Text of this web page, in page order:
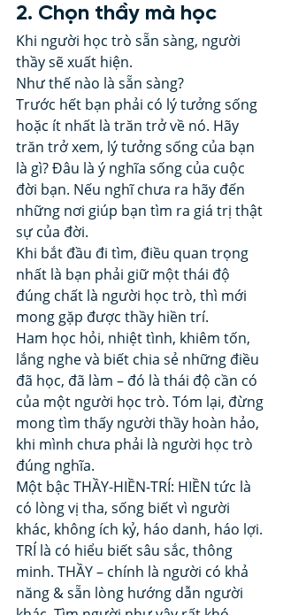
2. Chọn thầy mà học
Khi người học trò sẵn sàng, người
thầy sẽ xuất hiện.
Như thế nào là sẵn sàng?
Trước hết bạn phải có lý tưởng sống
hoặc ít nhất là trăn trở về nó. Hãy
trăn trở xem, lý tưởng sống của bạn
là gì? Đâu là ý nghĩa sống của cuộc
đời bạn. Nếu nghĩ chưa ra hãy đến
những nơi giúp bạn tìm ra giá trị thật
sự của đời.
Khi bắt đầu đi tìm, điều quan trọng
nhất là bạn phải giữ một thái độ
đúng chất là người học trò, thì mới
mong gặp được thầy hiền trí.
Ham học hỏi, nhiệt tình, khiêm tốn,
lắng nghe và biết chia sẻ những điều
đã học, đã làm – đó là thái độ cần có
của một người học trò. Tóm lại, đừng
mong tìm thấy người thầy hoàn hảo,
khi mình chưa phải là người học trò
đúng nghĩa.
Một bậc THẦY-HIỀN-TRÍ: HIỀN tức là
có lòng vị tha, sống biết vì người
khác, không ích kỷ, háo danh, háo lợi.
TRÍ là có hiểu biết sâu sắc, thông
minh. THẦY – chính là người có khả
năng & sẵn lòng hướng dẫn người